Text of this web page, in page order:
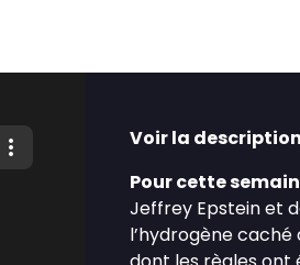
Voir la description
Pour cette
Jeffrey Epstein et
l’hydrogène